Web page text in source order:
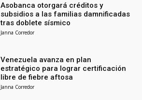
Asobanca otorgará créditos y
subsidios a las familias damnificadas
tras doblete sísmico
Janna Corredor
Venezuela avanza en plan
estratégico para lograr certificación
libre de fiebre aftosa
Janna Corredor